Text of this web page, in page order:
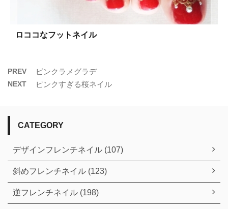
ロココなフットネイル
PREV ピンクラメグラデ
NEXT ピンクすぎる桜ネイル
CATEGORY
デザインフレンチネイル (107)
斜めフレンチネイル (123)
逆フレンチネイル (198)